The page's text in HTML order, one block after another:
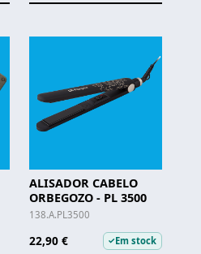
ALISADOR CABELO
ORBEGOZO - PL 3500
138.A.PL3500
22,90 € ✓Em stock